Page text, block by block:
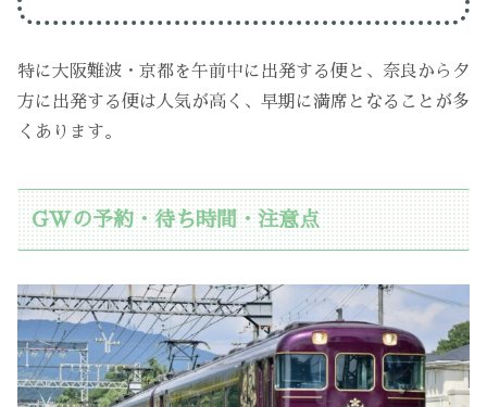
特に大阪難波・京都を午前中に出発する便と、奈良から夕
方に出発する便は人気が高く、早期に満席となることが多
くあります。
GWの予約・待ち時間・注意点